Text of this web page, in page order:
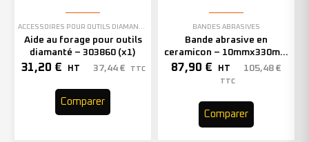
ACCESSOIRES POUR OUTILS DIAMANTÉS
Aide au forage pour outils
diamanté – 303860 (x1)
31,20 € HT 37,44 € TTC
Comparer
BANDES ABRASIVES
Bande abrasive en
ceramicon – 10mmx330mm
– Grain 40 – 333001 (x50)
87,90 € HT 105,48 €
TTC
Comparer